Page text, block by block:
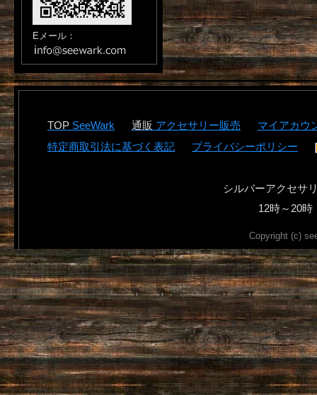
Eメール：
SeeWark アクセサリー販売
マイアカウ
特定商取引法に基づく表記
プライバシーポリシー
シルバーアクセサ
12時～
Copyright (c)